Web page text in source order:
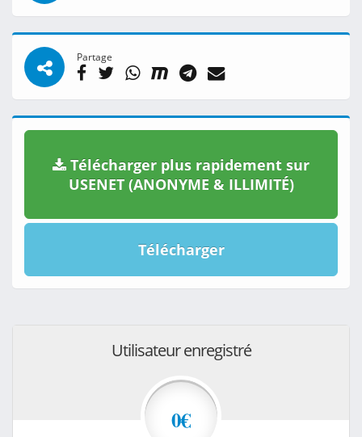
Partage
Télécharger plus rapidement sur
USENET (ANONYME & ILLIMITÉ)
Télécharger
Utilisateur enregistré
0€